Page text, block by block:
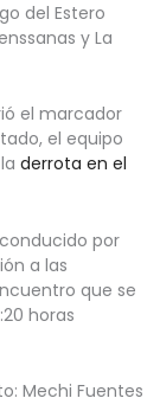
del Estero
y La
el marcador
el equipo
derrota en el
por
a las
que se
horas
Mechi Fuentes